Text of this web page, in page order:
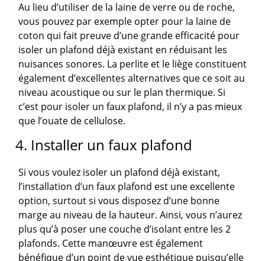
Au lieu d’utiliser de la laine de verre ou de roche,
vous pouvez par exemple opter pour la laine de
coton qui fait preuve d’une grande efficacité pour
isoler un plafond déjà existant en réduisant les
nuisances sonores. La perlite et le liège constituent
également d’excellentes alternatives que ce soit au
niveau acoustique ou sur le plan thermique. Si
c’est pour isoler un faux plafond, il n’y a pas mieux
que l’ouate de cellulose.
4. Installer un faux plafond
Si vous voulez isoler un plafond déjà existant,
l’installation d’un faux plafond est une excellente
option, surtout si vous disposez d’une bonne
marge au niveau de la hauteur. Ainsi, vous n’aurez
plus qu’à poser une couche d’isolant entre les 2
plafonds. Cette manœuvre est également
bénéfique d’un point de vue esthétique puisqu’elle